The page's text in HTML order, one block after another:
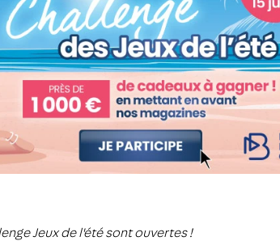
Jeux de l'été sont ouvertes !